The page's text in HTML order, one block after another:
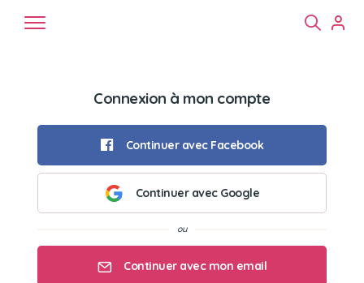
Chats
Connexion à mon compte
Continuer avec Facebook
Continuer avec Google
Continuer avec mon email